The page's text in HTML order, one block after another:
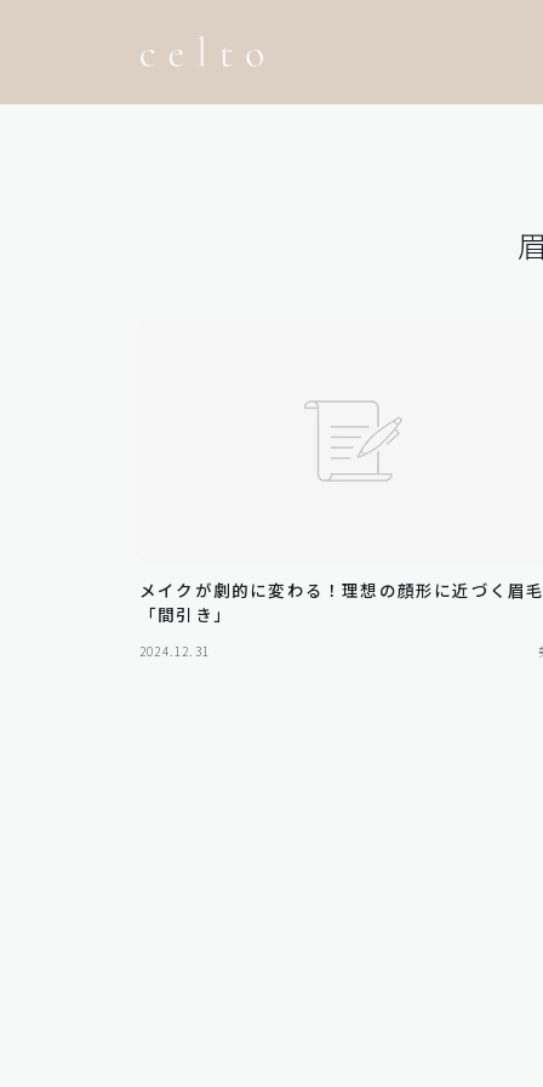
メイクが劇的に変わる！理想の顔形に近づく眉
「間引き」
2024.12.31